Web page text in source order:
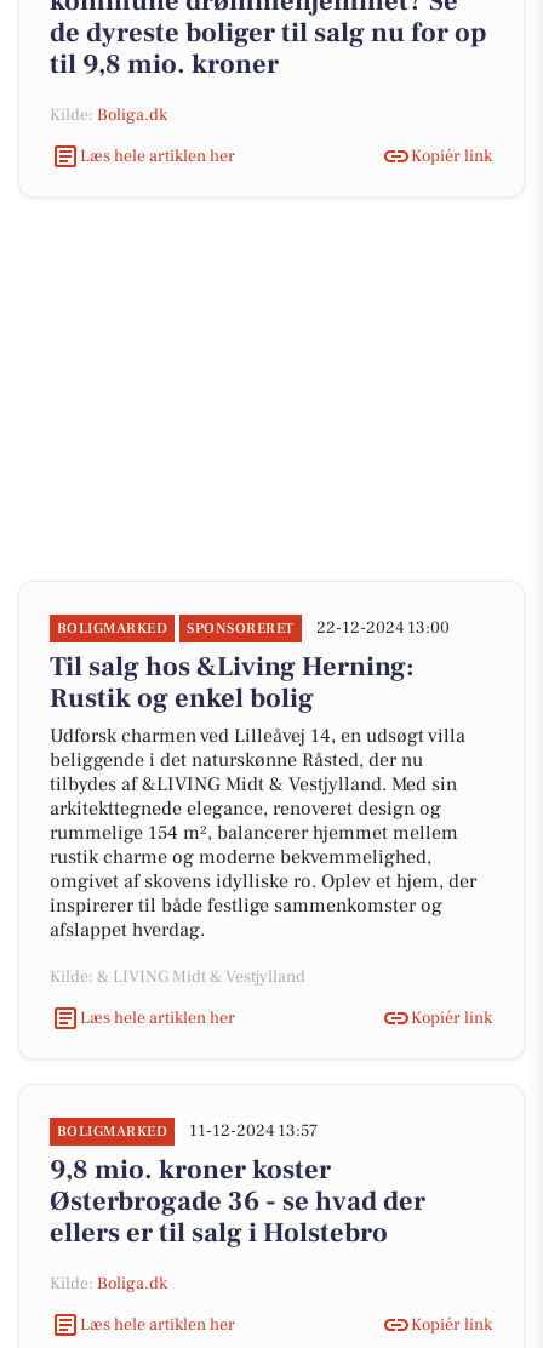
de dyreste boliger til salg nu for op
til 9,8 mio. kroner
Kilde: Boliga.dk
Læs hele artiklen her
Kopiér link
BOLIGMARKED SPONSORERET 22-12-2024 13:00
Til salg hos &Living Herning:
Rustik og enkel bolig
Udforsk charmen ved Lilleåvej 14, en udsøgt villa
beliggende i det naturskønne Råsted, der nu
tilbydes af &LIVING Midt & Vestjylland. Med sin
arkitekttegnede elegance, renoveret design og
rummelige 154 m², balancerer hjemmet mellem
rustik charme og moderne bekvemmelighed,
omgivet af skovens idylliske ro. Oplev et hjem, der
inspirerer til både festlige sammenkomster og
afslappet hverdag.
Kilde: & LIVING Midt & Vestjylland
Læs hele artiklen her
Kopiér link
BOLIGMARKED 11-12-2024 13:57
9,8 mio. kroner koster
Østerbrogade 36 - se hvad der
ellers er til salg i Holstebro
Kilde: Boliga.dk
Læs hele artiklen her
Kopiér link